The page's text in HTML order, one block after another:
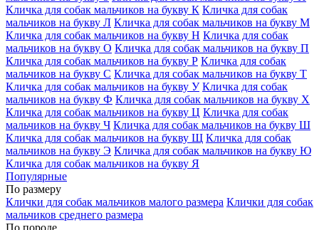
Кличка для собак мальчиков на букву К Кличка для собак
мальчиков на букву Л Кличка для собак мальчиков на букву М
Кличка для собак мальчиков на букву Н Кличка для собак
мальчиков на букву О Кличка для собак мальчиков на букву П
Кличка для собак мальчиков на букву Р Кличка для собак
мальчиков на букву С Кличка для собак мальчиков на букву Т
Кличка для собак мальчиков на букву У Кличка для собак
мальчиков на букву Ф Кличка для собак мальчиков на букву Х
Кличка для собак мальчиков на букву Ц Кличка для собак
мальчиков на букву Ч Кличка для собак мальчиков на букву Ш
Кличка для собак мальчиков на букву Щ Кличка для собак
мальчиков на букву Э Кличка для собак мальчиков на букву Ю
Кличка для собак мальчиков на букву Я
Популярные
По размеру
Клички для собак мальчиков малого размера Клички для собак
мальчиков среднего размера
По породе